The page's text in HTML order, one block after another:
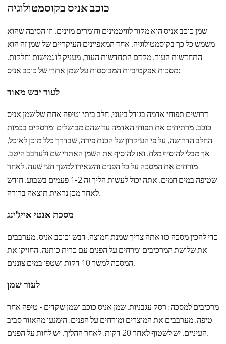
כוכב אניס בקוסמטולוגיה
שמן כוכב אניס הוא מקור לוויטמינים וחומרים מזינים, וזו הסיבה שהוא
משמש כל כך בקוסמטולוגיה. אחד המאפיינים העיקריים של שמן זה הוא
התחדשות העור. מקדם התחדשות העור, מעניק לו גמישות וחלקות.
מסכות אפקטיביות המבוססות על שמן אתרי של כוכב אניס:
לעור יבש מאוד
דרושים תפוחי אדמה בגודל בינוני, חלב ביתי וטיפה אחת של שמן אניס
כוכב. מרתיחים את תפוחי האדמה עד שהם מבושלים ומרסקים בכמות
החלב הדרושה, על פי העיקרון של הכנת פירה, שבדרך כלל מוכן לאוכל,
אך מבלי להוסיף מלח. ואז להוסיף את השמן האתרי שם ולערבב היטב.
מורחים את המסכה על כל הפנים והשאירו למשך חצי שעה. לאחר
שטיפה במים חמים. אתה יכול לעשות הליך זה 1-2 פעמים בשבוע. חודש
לאחר מכן נראית תוצאה ברורה.
מסכת אנטי אייג'ינג
כדי להכין מסכה כזו אתה צריך שמנת חמוצה, דבש וכוכב אניס. מערבבים
את שלושת המרכיבים ומרחים על הפנים עם כרית כותנה. החזיקו את
המסכה למשך 10 דקות ושטפו במים צוננים.
לעור שמן
מרכיבים למסכה: רסק עגבניות, שמן אניס כוכב ושמן שקדים - טיפה אחר
טיפה. מערבבים את המוצרים ומורחים על הפנים, הימנעו מהאזור סביב
העיניים. יש לשטוף לאחר 20 דקות, לאחר ההליך, יש לחות על הפנים.